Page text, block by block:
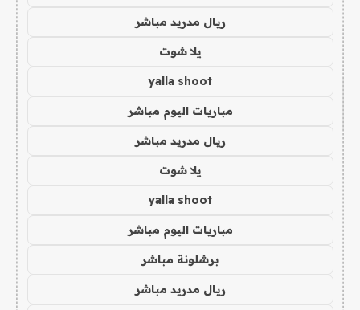
ريال مدريد مباشر
يلا شوت
yalla shoot
مباريات اليوم مباشر
ريال مدريد مباشر
يلا شوت
yalla shoot
مباريات اليوم مباشر
برشلونة مباشر
ريال مدريد مباشر